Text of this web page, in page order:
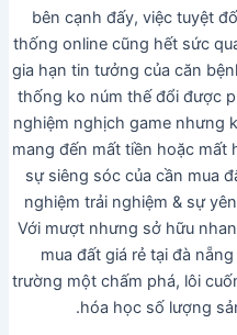
bên cạnh đấy, việc tuyệt
thống online cũng hết sức
gia hạn tin tưởng của căn
thống ko núm thế đổi được
nghiệm nghịch game nhưng
mang đến mất tiền hoặc mất
sự siêng sóc của cần mua
nghiệm trải nghiệm & sự
Với mượt nhưng sở hữu
mua đất giá rẻ tại đà
trường một chấm phá, lôi
hóa học số lượng